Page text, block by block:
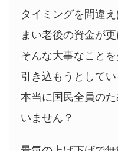
タイミングを間違
まい老後の資金が更
そんな大事なこと
引き込もうとしてい
本当に国民全員の
いません？